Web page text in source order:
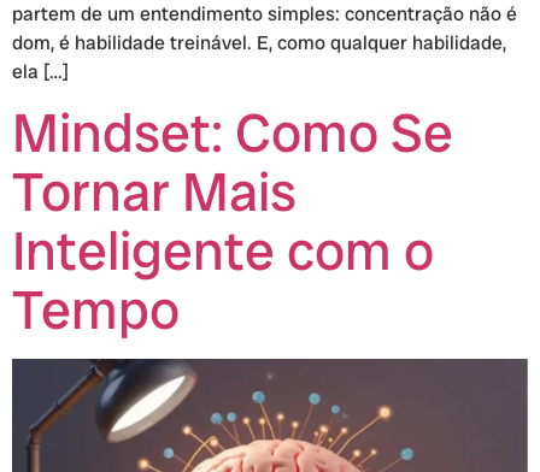
partem de um entendimento simples: concentração não é
dom, é habilidade treinável. E, como qualquer habilidade,
ela […]
Mindset: Como Se
Tornar Mais
Inteligente com o
Tempo